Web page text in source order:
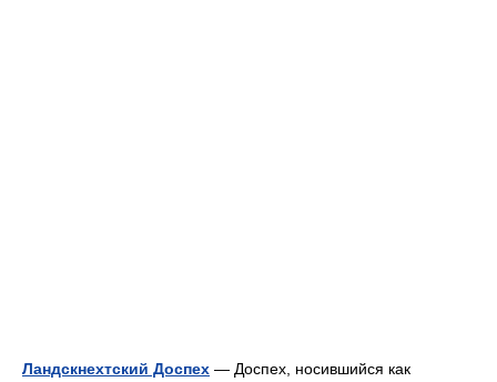
Ландскнехтский Доспех — Доспех, носившийся как